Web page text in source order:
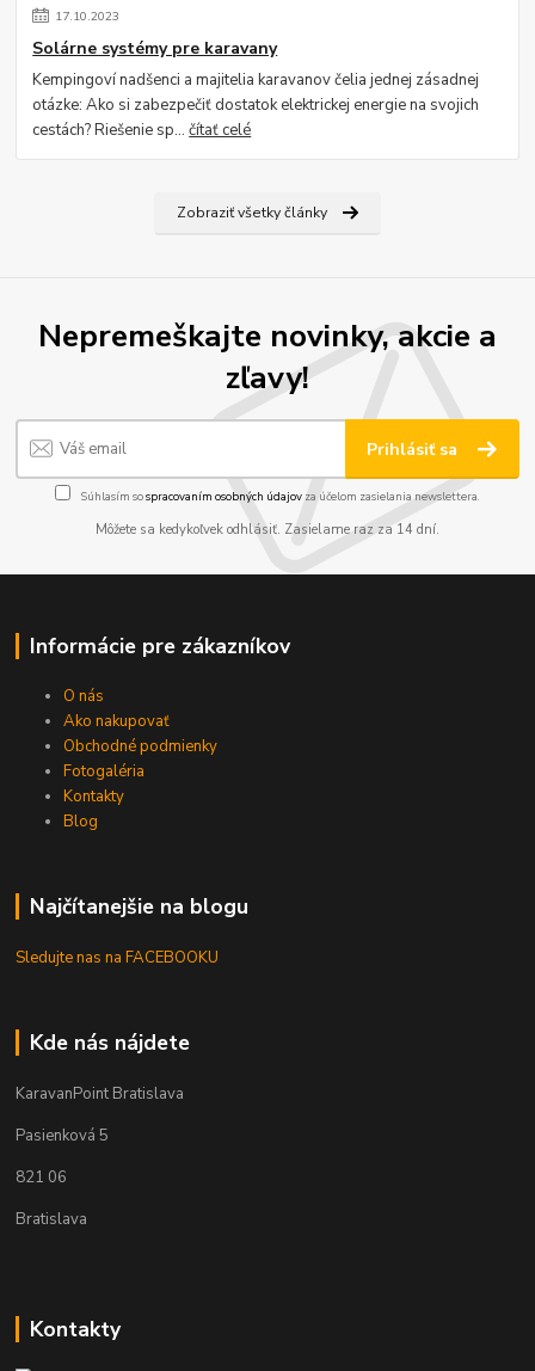
17.10.2023
Solárne systémy pre karavany
Kempingoví nadšenci a majitelia karavanov čelia jednej zásadnej
otázke: Ako si zabezpečiť dostatok elektrickej energie na svojich
cestách? Riešenie sp...čítať celé
Zobraziť všetky články
Nepremeškajte novinky, akcie a
zľavy!
Prihlásiť sa
Súhlasím sospracovaním osobných údajov za účelom zasielania newslettera.
Môžete sa kedykoľvek odhlásiť. Zasielame raz za 14 dní.
Informácie pre zákazníkov
O nás
Ako nakupovať
Obchodné podmienky
Fotogaléria
Kontakty
Blog
Najčítanejšie na blogu
Sledujte nas na FACEBOOKU
Kde nás nájdete
KaravanPoint Bratislava
Pasienková 5
821 06
Bratislava
Kontakty